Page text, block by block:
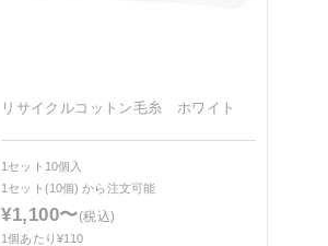
リサイクルコットン毛糸 ホワイト
1セット10個入
1セット(10個)から注文可能
¥1,100〜(税込)
1個あたり¥110